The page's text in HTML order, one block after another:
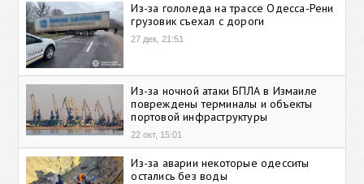
Из-за гололеда на трассе Одесса-Рени
грузовик съехал с дороги
27 дек, 21:51
Из-за ночной атаки БПЛА в Измаиле
повреждены терминалы и объекты
портовой инфраструктуры
22 окт, 15:01
Из-за аварии некоторые одесситы
остались без воды